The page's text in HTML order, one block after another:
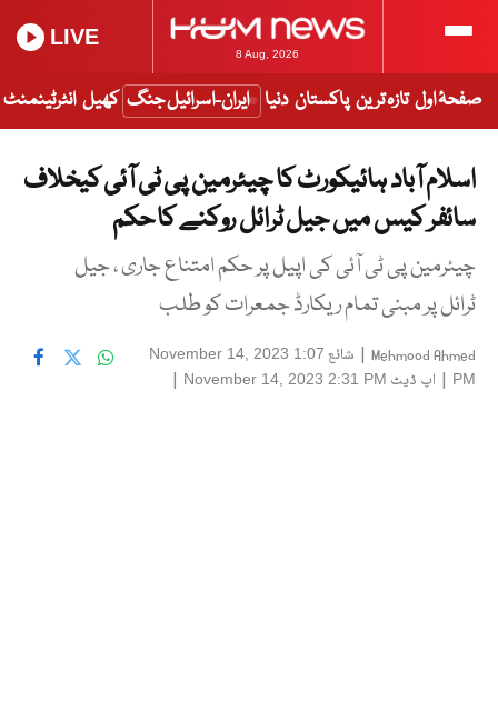
8 Aug, 2026
LIVE
صفحۂ اول تازہ ترین پاکستان دنیا ایران-اسرائیل جنگ کھیل انٹرٹینمنٹ
اسلام آباد ہائیکورٹ کا چیئرمین پی ٹی آئی کیخلاف
سائفر کیس میں جیل ٹرائل روکنے کا حکم
چیئرمین پی ٹی آئی کی اپیل پر حکم امتناع جاری ، جیل
ٹرائل پر مبنی تمام ریکارڈ جمعرات کو طلب
Mehmood Ahmed
| شائع November 14, 2023 1:07
PM
| اپ ڈیٹ November 14, 2023 2:31 PM
|